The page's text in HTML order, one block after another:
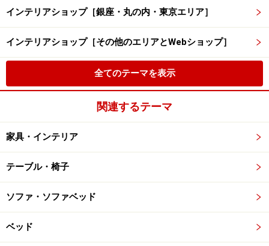
インテリアショップ［銀座・丸の内・東京エリア］
インテリアショップ［その他のエリアとWebショップ］
全てのテーマを表示
関連するテーマ
家具・インテリア
テーブル・椅子
ソファ・ソファベッド
ベッド